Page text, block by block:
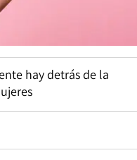
hay detrás de la